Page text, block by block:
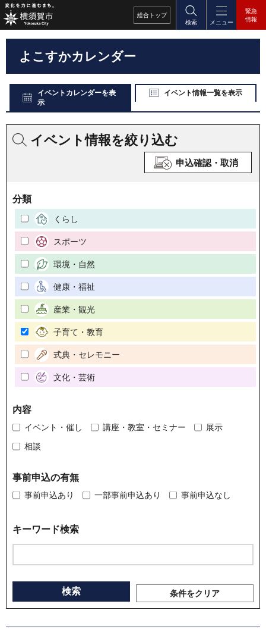
総合 トップ
検索
メニュー
緊急
情報
よこすかカレンダー
イベントカレンダーを表
示
イベント情報一覧を表示
イベント情報を絞り込む
申込確認・取消
分類
くらし
スポーツ
環境・自然
健康・福祉
産業・観光
子育て・教育
式典・セレモニー
文化・芸術
内容
イベント・催し 講座・教室・セミナー
展示
相談
事前申込の有無
事前申込あり 一部事前申込あり 事前申込なし
キーワード検索
条件をクリア